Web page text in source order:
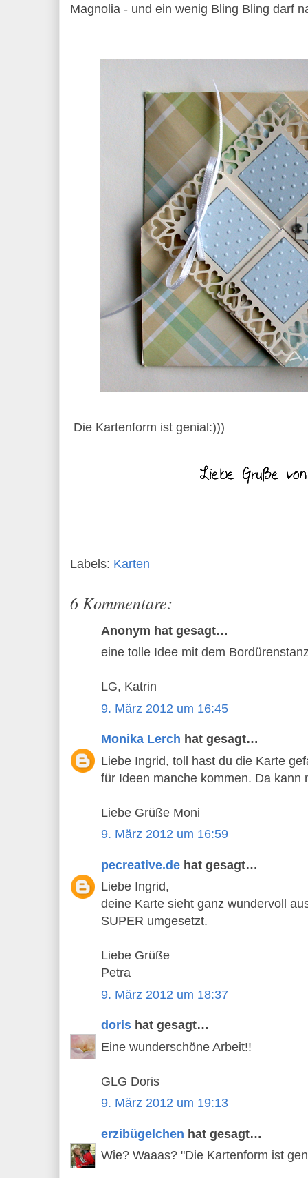
Magnolia - und ein wenig Bling Bling darf
Die Kartenform ist genial:)))
Labels: Karten
6 Kommentare:
Anonym hat gesagt…
eine tolle Idee mit dem
LG, Katrin
9. März 2012 um 16:45
Monika Lerch hat gesagt…
Liebe Ingrid, toll hast du die Karte
für Ideen manche kommen. Da kann
Liebe Grüße Moni
9. März 2012 um 16:59
pecreative.de hat gesagt…
Liebe Ingrid,
deine Karte sieht ganz wundervoll
SUPER umgesetzt.
Liebe Grüße
Petra
9. März 2012 um 18:37
doris hat gesagt…
Eine wunderschöne Arbeit!!
GLG Doris
9. März 2012 um 19:13
erzibügelchen hat gesagt…
Wie? Waaas? "Die Kartenform ist